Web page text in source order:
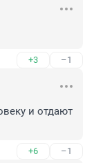
+3 –1
и отдают
+6 –1